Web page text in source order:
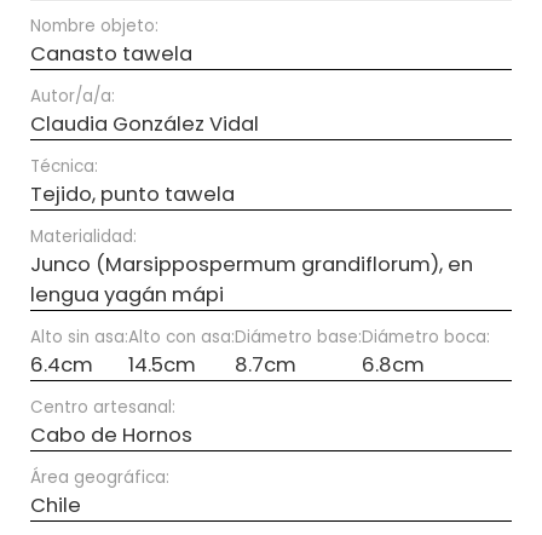
Nombre objeto:
Canasto tawela
Autor/a/a:
Claudia González Vidal
Técnica:
Tejido, punto tawela
Materialidad:
Junco (Marsippospermum grandiflorum), en
lengua yagán mápi
Alto sin asa:
6.4cm
Alto con asa:
14.5cm
Diámetro base:
8.7cm
Diámetro boca:
6.8cm
Centro artesanal:
Cabo de Hornos
Área geográfica:
Chile